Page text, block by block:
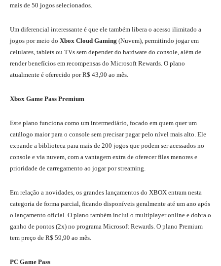
mais de 50 jogos selecionados.
Um diferencial interessante é que ele também libera o acesso ilimitado a
jogos por meio do Xbox Cloud Gaming (Nuvem), permitindo jogar em
celulares, tablets ou TVs sem depender do hardware do console, além de
render benefícios em recompensas do Microsoft Rewards. O plano
atualmente é oferecido por R$ 43,90 ao mês.
Xbox Game Pass Premium
Este plano funciona como um intermediário, focado em quem quer um
catálogo maior para o console sem precisar pagar pelo nível mais alto. Ele
expande a biblioteca para mais de 200 jogos que podem ser acessados no
console e via nuvem, com a vantagem extra de oferecer filas menores e
prioridade de carregamento ao jogar por streaming.
Em relação a novidades, os grandes lançamentos do XBOX entram nesta
categoria de forma parcial, ficando disponíveis geralmente até um ano após
o lançamento oficial. O plano também inclui o multiplayer online e dobra o
ganho de pontos (2x) no programa Microsoft Rewards. O plano Premium
tem preço de R$ 59,90 ao mês.
PC Game Pass